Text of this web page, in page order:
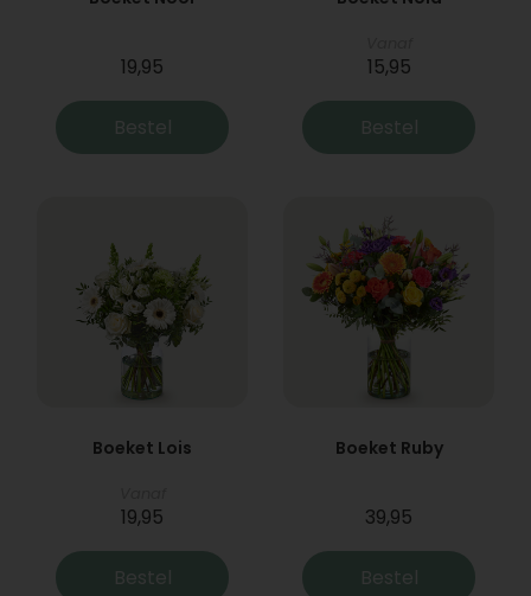
19,95
Bestel
15,95
Bestel
Boeket Lois
19,95
Bestel
Boeket Ruby
39,95
Bestel